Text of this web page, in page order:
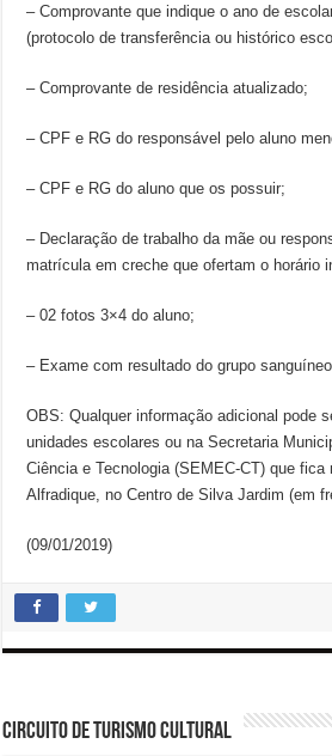
– Comprovante que indique o ano de
(protocolo de transferência ou histórico
– Comprovante de residência atualizado;
– CPF e RG do responsável pelo aluno
– CPF e RG do aluno que os possuir;
– Declaração de trabalho da mãe ou
matrícula em creche que ofertam o horário
– 02 fotos 3×4 do aluno;
– Exame com resultado do grupo
OBS: Qualquer informação adicional pode
unidades escolares ou na Secretaria
Ciência e Tecnologia (SEMEC-CT) que fica
Alfradique, no Centro de Silva Jardim (em
(09/01/2019)
CIRCUITO DE TURISMO CULTURAL